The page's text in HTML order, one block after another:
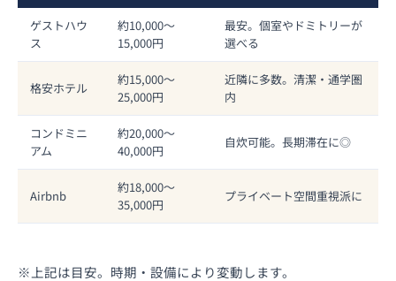
ゲストハウ
ス
約10,000〜
15,000円
最安。個室やドミトリーが
選べる
格安ホテル
約15,000〜
25,000円
近隣に多数。清潔・通学圏
内
コンドミニ
アム
約20,000〜
40,000円
自炊可能。長期滞在に◎
Airbnb
約18,000〜
35,000円
プライベート空間重視派に
※上記は目安。時期・設備により変動します。